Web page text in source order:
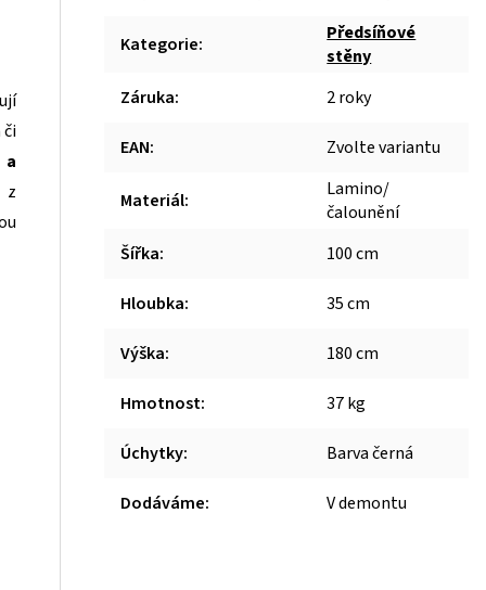
či
z
Kategorie:
Předsíňové
stěny
Záruka: 2 roky
EAN: Zvolte variantu
Materiál:
Lamino/
čalounění
Šířka: 100 cm
Hloubka: 35 cm
Výška: 180 cm
Hmotnost: 37 kg
Úchytky: Barva černá
Dodáváme: V demontu